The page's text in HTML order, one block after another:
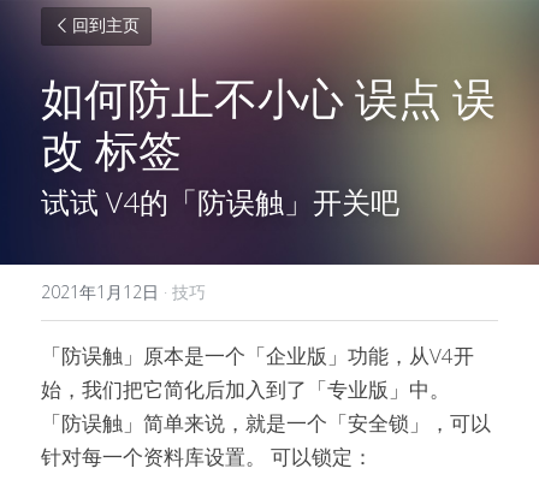
回到主页
如何防止不小心 误点 误
改 标签
试试 V4的「防误触」开关吧
2021年1月12日 · 技巧
「防误触」原本是一个「企业版」功能，从V4开
始，我们把它简化后加入到了「专业版」中。
「防误触」简单来说，就是一个「安全锁」，可以
针对每一个资料库设置。 可以锁定：